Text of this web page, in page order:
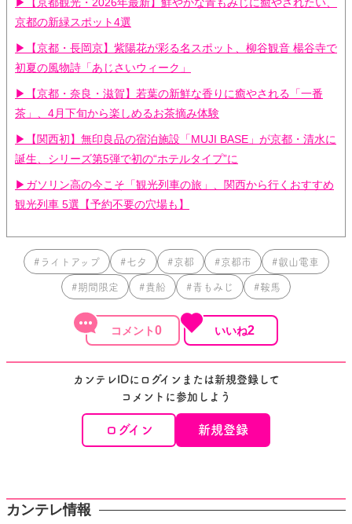
京都の新緑スポット4選
▶【京都・長岡京】紫陽花が彩る名スポット、柳谷観音 楊谷寺で
初夏の風物詩「あじさいウィーク」
▶【京都・奈良・滋賀】若葉の新鮮な香りに癒やされる「一番
茶」、4月下旬から楽しめるお茶摘み体験
▶【関西初】無印良品の宿泊施設「MUJI BASE」が京都・清水に
誕生、シリーズ第5弾で初の“ホテルタイプ”に
▶ガソリン高の今こそ「観光列車の旅」、関西から行くおすすめ
観光列車 5選【予約不要の穴場も】
#ライトアップ #七夕 #京都 #京都市 #叡山電車
#期間限定 #貴船 #青もみじ #鞍馬
0 2
カンテレIDにログインまたは新規登録して
コメントに参加しよう
ログイン 新規登録
カンテレ情報